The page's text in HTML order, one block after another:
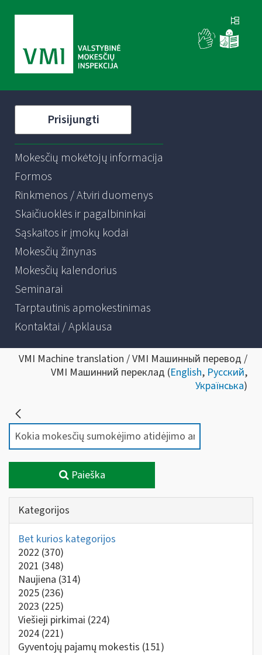
Prisijungti
Mokesčių mokėtojų informacija
Formos
Rinkmenos / Atviri duomenys
Skaičiuoklės ir pagalbininkai
Sąskaitos ir įmokų kodai
Mokesčių žinynas
Mokesčių kalendorius
Seminarai
Tarptautinis apmokestinimas
Kontaktai / Apklausa
VMI Machine translation / VMI Машинный перевод /
VMI Машинний переклад (English, Русский,
Українська)
Paieška
Kategorijos
Bet kurios kategorijos
2022 (370)
2021 (348)
Naujiena (314)
2025 (236)
2023 (225)
Viešieji pirkimai (224)
2024 (221)
Gyventojų pajamų mokestis (151)